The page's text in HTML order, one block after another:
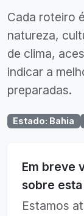
Cada roteiro
natureza,
de clima,
indicar a
preparadas.
Estado: Bahia
Em breve
sobre
Estamos